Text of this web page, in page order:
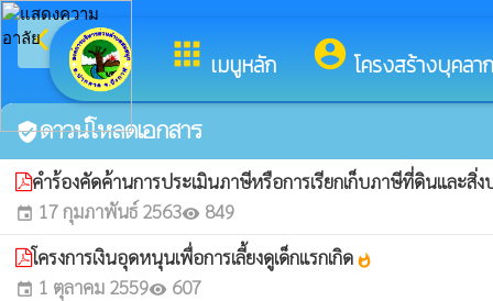
apps เมนูหลัก account_circle โครงสร้างบุคลา
arrow_back_ios กลับเมนูหลัก
verified_userดาวน์โหลดเอกสาร
คำร้องคัดค้านการประเมินภาษีหรือการเรียกเก็บภาษีที่ดินและสิ่
event 17 กุมภาพันธ์ 2563visibility 849
โครงการเงินอุดหนุนเพื่อการเลี้ยงดูเด็กแรกเกิด whatshot
event 1 ตุลาคม 2559visibility 607